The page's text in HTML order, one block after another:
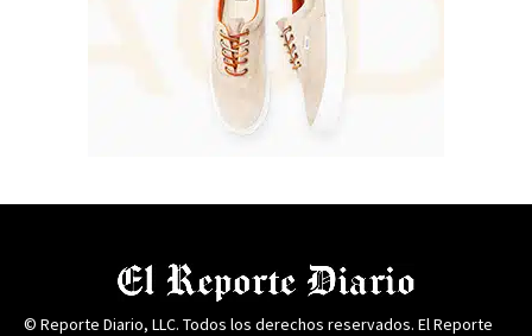
© Reporte Diario, LLC. Todos los derechos reservados. El Reporte